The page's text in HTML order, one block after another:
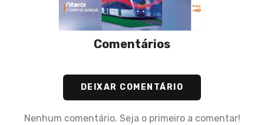
Comentários
DEIXAR COMENTÁRIO
Nenhum comentário. Seja o primeiro a comentar!